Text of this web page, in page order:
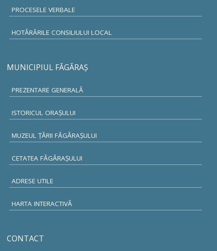
PROCESELE VERBALE
HOTĂRÂRILE CONSILIULUI LOCAL
MUNICIPIUL FĂGĂRAŞ
PREZENTARE GENERALĂ
ISTORICUL ORAŞULUI
MUZEUL ŢĂRII FĂGĂRAŞULUI
CETATEA FĂGĂRAŞULUI
ADRESE UTILE
HARTA INTERACTIVĂ
CONTACT